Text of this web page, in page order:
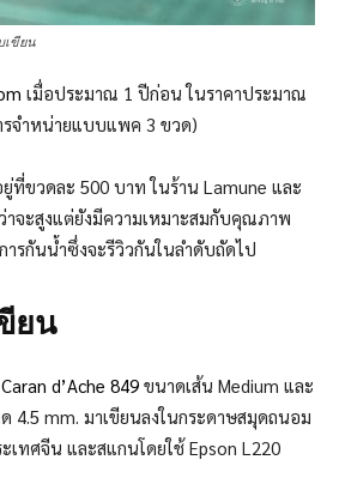
เขียน
เมื่อประมาณ 1 ปีก่อน ในราคาประมาณ
จำหน่ายแบบแพค 3 ขวด)
ที่ขวดละ 500 บาท ในร้าน Lamune และ
าจะสูงแต่ยังมีความเหมาะสมกับคุณภาพ
รกันนํ้าซึ่งจะรีวิวกันในลำดับถัดไป
ยน
d’Ache 849 ขนาดเส้น Medium และ
4.5 mm. มาเขียนลงในกระดาษสมุดถนอม
เทศจีน และสแกนโดยใช้ Epson L220